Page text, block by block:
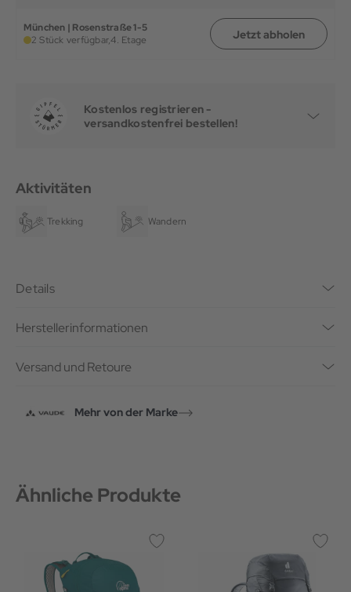
München | Rosenstraße 1-5
2 Stück verfügbar,4. Etage Jetzt abholen
Kostenlos registrieren -
versandkostenfrei bestellen!
Aktivitäten
Trekking Wandern
Details
Herstellerinformationen
Versand und Retoure
Mehr von der Marke
Ähnliche Produkte